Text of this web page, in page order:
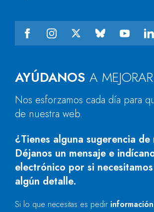
AYÚDANOS A MEJORAR
Nos esforzamos cada día para
de nuestra web.
¿Tienes alguna sugerencia de
Déjanos un mensaje e
electrónico por si
algún detalle.
Si lo que necesitas es pedir